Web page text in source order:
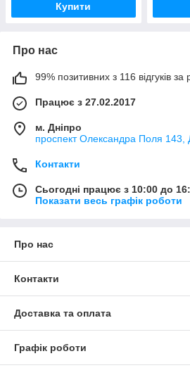
Купити
Про нас
99% позитивних з 116 відгуків за
Працює з 27.02.2017
м. Дніпро
проспект Олександра Поля 143,
Контакти
Сьогодні працює з 10:00 до
Показати весь графік роботи
Про нас
Контакти
Доставка та оплата
Графік роботи